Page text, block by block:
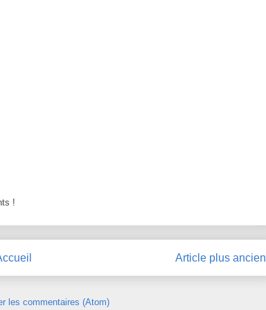
!
Article plus ancien
les commentaires (Atom)